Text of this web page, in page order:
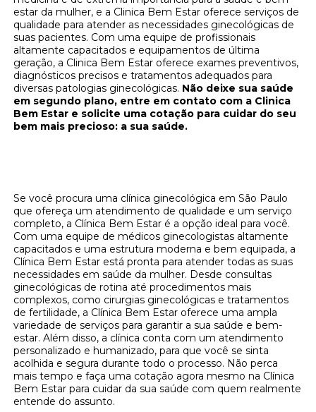
estar da mulher, e a Clinica Bem Estar oferece serviços de
qualidade para atender as necessidades ginecológicas de
suas pacientes. Com uma equipe de profissionais
altamente capacitados e equipamentos de última
geração, a Clinica Bem Estar oferece exames preventivos,
diagnósticos precisos e tratamentos adequados para
diversas patologias ginecológicas. Não deixe sua saúde
em segundo plano, entre em contato com a Clinica
Bem Estar e solicite uma cotação para cuidar do seu
bem mais precioso: a sua saúde.
Se você procura uma clínica ginecológica em São Paulo
que ofereça um atendimento de qualidade e um serviço
completo, a Clínica Bem Estar é a opção ideal para você.
Com uma equipe de médicos ginecologistas altamente
capacitados e uma estrutura moderna e bem equipada, a
Clínica Bem Estar está pronta para atender todas as suas
necessidades em saúde da mulher. Desde consultas
ginecológicas de rotina até procedimentos mais
complexos, como cirurgias ginecológicas e tratamentos
de fertilidade, a Clínica Bem Estar oferece uma ampla
variedade de serviços para garantir a sua saúde e bem-
estar. Além disso, a clínica conta com um atendimento
personalizado e humanizado, para que você se sinta
acolhida e segura durante todo o processo. Não perca
mais tempo e faça uma cotação agora mesmo na Clínica
Bem Estar para cuidar da sua saúde com quem realmente
entende do assunto.